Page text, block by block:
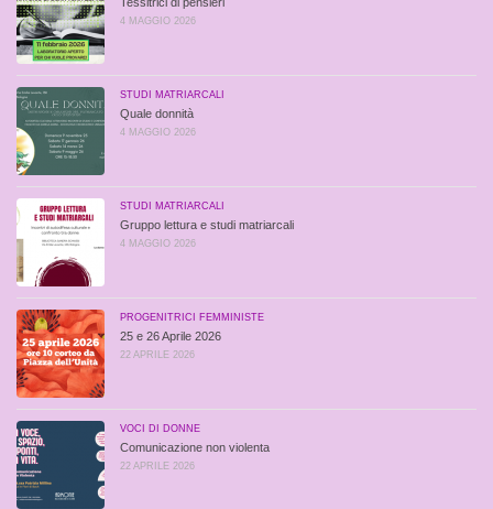
4 MAGGIO 2026
STUDI MATRIARCALI
Quale donnità
4 MAGGIO 2026
STUDI MATRIARCALI
Gruppo lettura e studi matriarcali
4 MAGGIO 2026
PROGENITRICI FEMMINISTE
25 e 26 Aprile 2026
22 APRILE 2026
VOCI DI DONNE
Comunicazione non violenta
22 APRILE 2026